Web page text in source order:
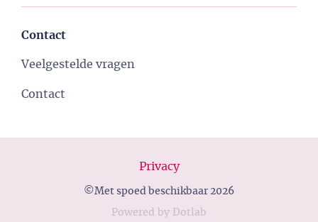
Contact
Veelgestelde vragen
Contact
Privacy
©Met spoed beschikbaar 2026
Powered by Dotlab